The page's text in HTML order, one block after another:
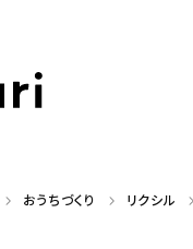
おうちづくり リクシル